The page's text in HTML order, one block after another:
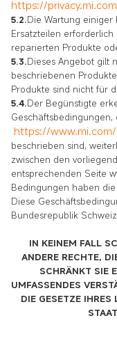
https://
5.2.Die Wartung einiger
Ersatzteilen erforderlich
reparierten Produkte
5.3.Dieses Angebot gilt
beschriebenen
Produkte sind nicht für
5.4.Der Begünstigte
Geschäftsbedingungen,
https://
beschrieben sind,
zwischen den
entsprechenden Seite
Bedingungen haben
Diese
Bundesrepublik
IN KEINEM FALL
ANDERE RECHTE,
SCHRÄNKT SIE
UMFASSENDES
DIE GESETZE IHRES